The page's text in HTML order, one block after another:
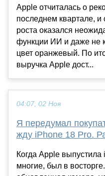
Apple отчиталась о
последнем квартале,
роста оказался
функции ИИ и даже не
цвет оранжевый. По
выручка Apple дост...
04:07, 02 Ноя
Я передумал
жду iPhone 18 Pro.
Когда Apple выпустила
многие, был в